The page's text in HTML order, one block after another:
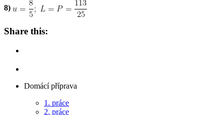
8)
Share this:
Domácí příprava
1. práce
2. práce